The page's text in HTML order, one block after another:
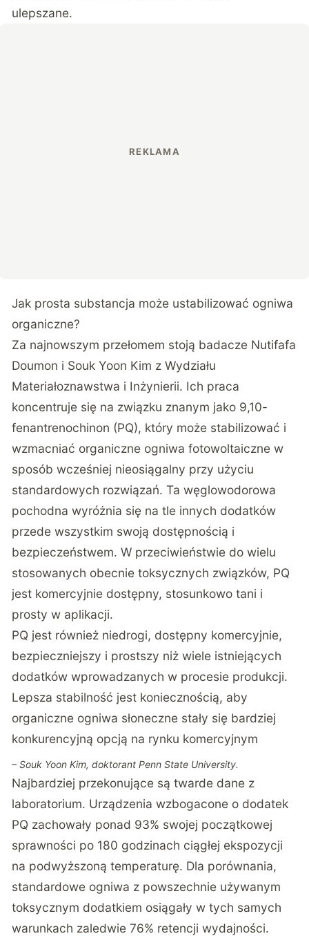
ulepszane.
Jak prosta substancja może ustabilizować ogniwa
organiczne?
Za najnowszym przełomem stoją badacze Nutifafa
Doumon i Souk Yoon Kim z Wydziału
Materiałoznawstwa i Inżynierii. Ich praca
koncentruje się na związku znanym jako 9,10-
fenantrenochinon (PQ), który może stabilizować i
wzmacniać organiczne ogniwa fotowoltaiczne w
sposób wcześniej nieosiągalny przy użyciu
standardowych rozwiązań. Ta węglowodorowa
pochodna wyróżnia się na tle innych dodatków
przede wszystkim swoją dostępnością i
bezpieczeństwem. W przeciwieństwie do wielu
stosowanych obecnie toksycznych związków, PQ
jest komercyjnie dostępny, stosunkowo tani i
prosty w aplikacji.
PQ jest również niedrogi, dostępny komercyjnie,
bezpieczniejszy i prostszy niż wiele istniejących
dodatków wprowadzanych w procesie produkcji.
Lepsza stabilność jest koniecznością, aby
organiczne ogniwa słoneczne stały się bardziej
konkurencyjną opcją na rynku komercyjnym
– Souk Yoon Kim, doktorant Penn State University.
Najbardziej przekonujące są twarde dane z
laboratorium. Urządzenia wzbogacone o dodatek
PQ zachowały ponad 93% swojej początkowej
sprawności po 180 godzinach ciągłej ekspozycji
na podwyższoną temperaturę. Dla porównania,
standardowe ogniwa z powszechnie używanym
toksycznym dodatkiem osiągały w tych samych
warunkach zaledwie 76% retencji wydajności.